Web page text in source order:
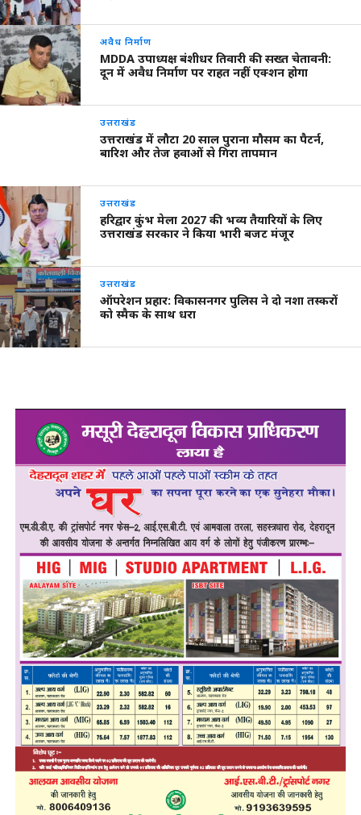
अवैध निर्माण
MDDA उपाध्यक्ष बंशीधर तिवारी की सख्त चेतावनी:
दून में अवैध निर्माण पर राहत नहीं एक्शन होगा
उत्तराखंड
उत्तराखंड में लौटा 20 साल पुराना मौसम का पैटर्न,
बारिश और तेज हवाओं से गिरा तापमान
उत्तराखंड
हरिद्वार कुंभ मेला 2027 की भव्य तैयारियों के लिए
उत्तराखंड सरकार ने किया भारी बजट मंजूर
उत्तराखंड
ऑपरेशन प्रहार: विकासनगर पुलिस ने दो नशा तस्करों
को स्मैक के साथ धरा